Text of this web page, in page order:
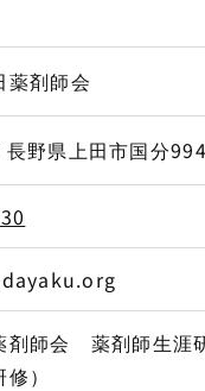
薬剤師会
野県上田市国分
剤師会 薬剤師生
）